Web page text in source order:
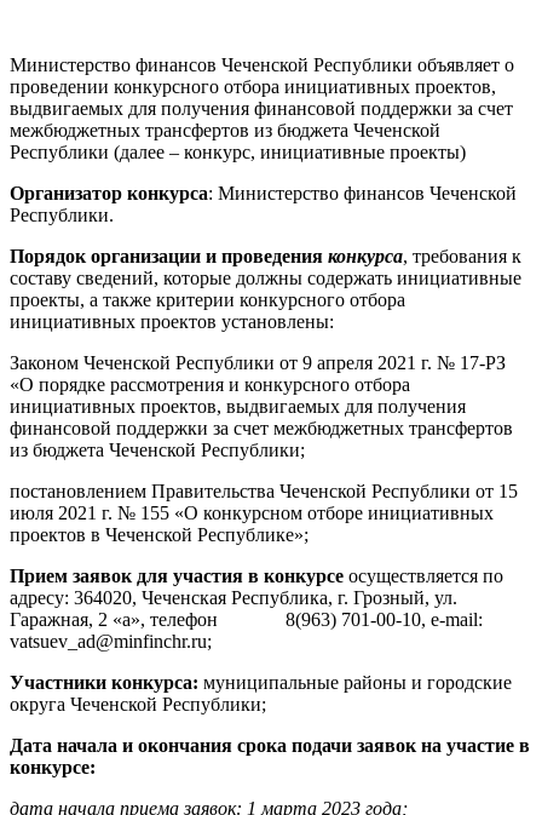
Министерство финансов Чеченской Республики объявляет о
проведении конкурсного отбора инициативных проектов,
выдвигаемых для получения финансовой поддержки за счет
межбюджетных трансфертов из бюджета Чеченской
Республики (далее – конкурс, инициативные проекты)
Организатор конкурса: Министерство финансов Чеченской
Республики.
Порядок организации и проведения конкурса, требования к
составу сведений, которые должны содержать инициативные
проекты, а также критерии конкурсного отбора
инициативных проектов установлены:
Законом Чеченской Республики от 9 апреля 2021 г. № 17-РЗ
«О порядке рассмотрения и конкурсного отбора
инициативных проектов, выдвигаемых для получения
финансовой поддержки за счет межбюджетных трансфертов
из бюджета Чеченской Республики;
постановлением Правительства Чеченской Республики от 15
июля 2021 г. № 155 «О конкурсном отборе инициативных
проектов в Чеченской Республике»;
Прием заявок для участия в конкурсе осуществляется по
адресу: 364020, Чеченская Республика, г. Грозный, ул.
Гаражная, 2 «а», телефон 8(963) 701-00-10, e-mail:
vatsuev_ad@minfinchr.ru;
Участники конкурса: муниципальные районы и городские
округа Чеченской Республики;
Дата начала и окончания срока подачи заявок на участие в
конкурсе:
дата начала приема заявок: 1 марта 2023 года;